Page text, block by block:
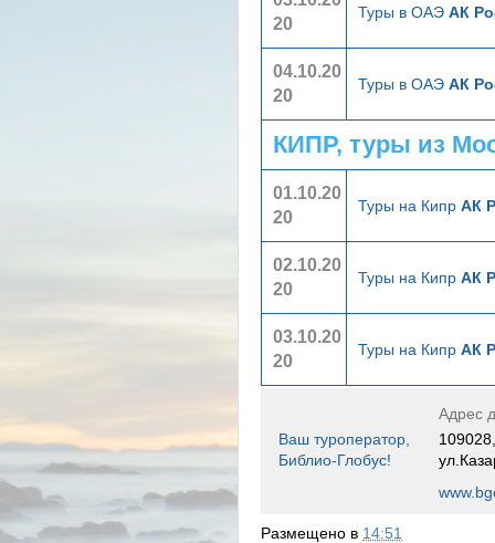
20
Туры в ОАЭ АК
04.10.20
20
Туры в ОАЭ АК
КИПР, туры из
01.10.20
20
Туры на Кипр АК
02.10.20
20
Туры на Кипр АК
03.10.20
20
Туры на Кипр АК
Адрес
Ваш туроператор,
Библио-Глобус!
Размещено в 14:51